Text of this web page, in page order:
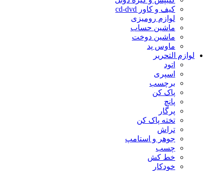
کیف و کاور cd-dvd
لوازم رومیزی
ماشین حساب
ماشین دوخت
ماوس پد
لوازم التحریر
اتود
اسپری
برچسب
پاک کن
پانچ
پرگار
تخته پاک کن
تراش
جوهر و استامپ
چسب
خط کش
خودکار